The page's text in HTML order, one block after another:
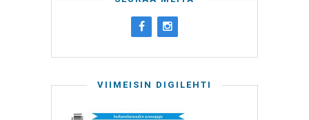
VIIMEISIN DIGILEHTI